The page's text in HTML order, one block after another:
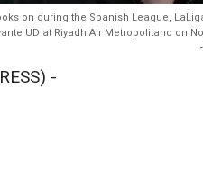
on during the Spanish League,
UD at Riyadh Air Metropolitano on
-